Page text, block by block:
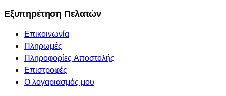
Εξυπηρέτηση Πελατών
Επικοινωνία
Πληρωμές
Πληροφορίες Αποστολής
Επιστροφές
Ο λογαριασμός μου